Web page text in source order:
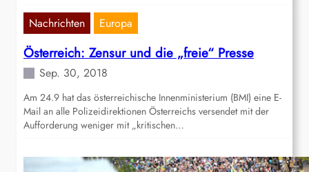
Nachrichten Europa
Österreich: Zensur und die „freie“ Presse
Sep. 30, 2018
Am 24.9 hat das österreichische Innenministerium (BMI) eine E-
Mail an alle Polizeidirektionen Österreichs versendet mit der
Aufforderung weniger mit „kritischen…